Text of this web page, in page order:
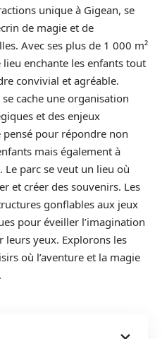
unique à Gigean, se
de magie et de
Avec ses plus de 1 000 m²
lieu enchante les enfants tout
convivial et agréable.
cache une organisation
et des enjeux
pour répondre non
mais également à
Le parc se veut un lieu où
et créer des souvenirs. Les
gonflables aux jeux
pour éveiller l’imagination
leurs yeux. Explorons les
où l’aventure et la magie